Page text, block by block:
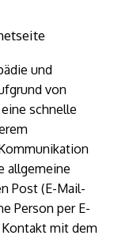
und
von
schnelle
allgemeine
Post (E-Mail-
Person per E-
mit dem